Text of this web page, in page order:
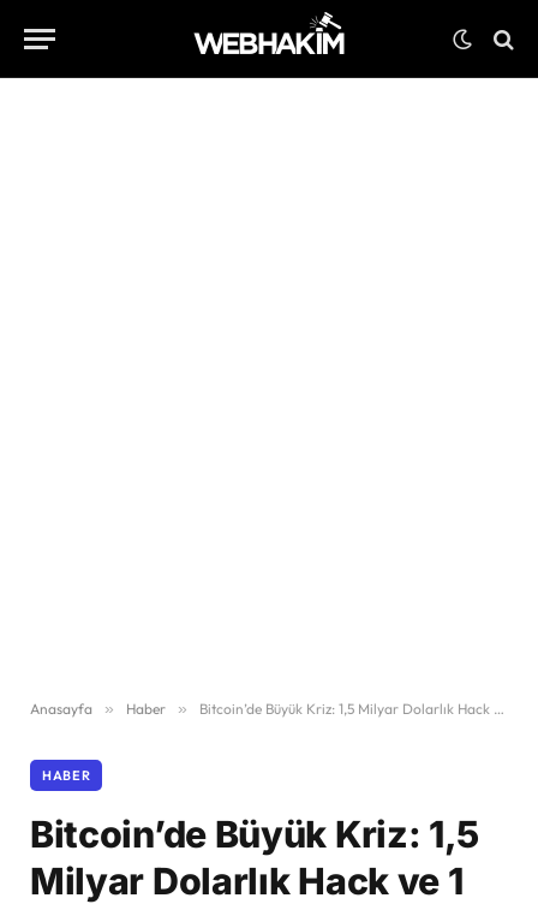
Anasayfa » Haber » Bitcoin’de Büyük Kriz: 1,5 Milyar Dolarlık Hack ve 1 Trilyon Dolarlık Piyasa Kaybı!
HABER
Bitcoin’de Büyük Kriz: 1,5
Milyar Dolarlık Hack ve 1